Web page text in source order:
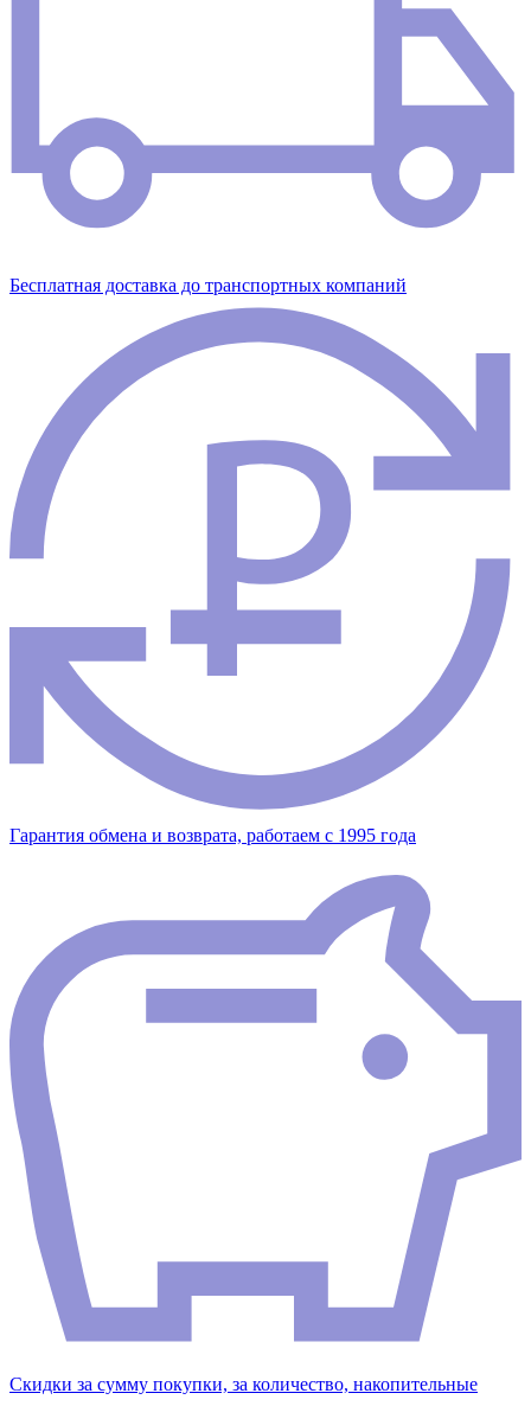
Бесплатная доставка до транспортных компаний
Гарантия обмена и возврата, работаем с 1995 года
Скидки за сумму покупки, за количество, накопительные